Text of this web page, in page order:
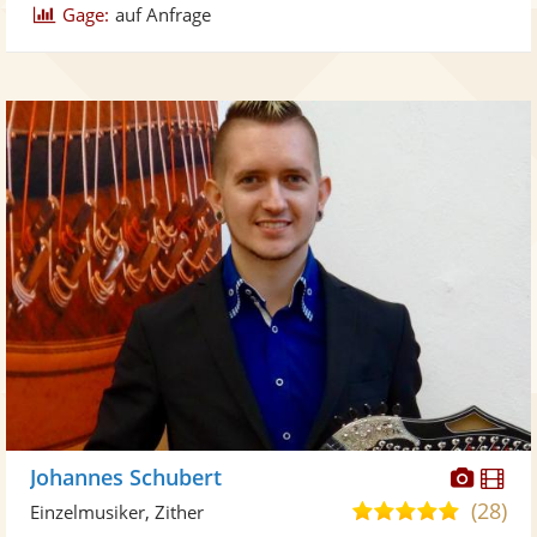
Gage: auf Anfrage
Johannes Schubert
5,0(28)
Einzelmusiker, Zither